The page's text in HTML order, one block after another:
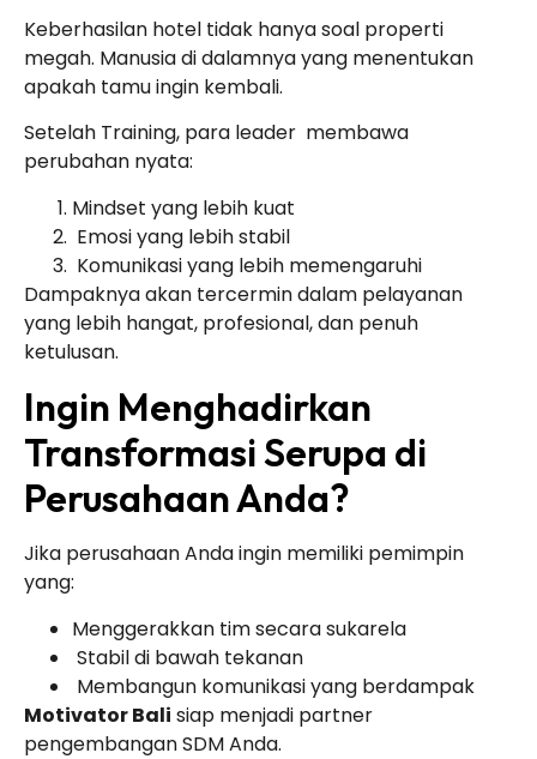
Keberhasilan hotel tidak hanya soal properti
megah. Manusia di dalamnya yang menentukan
apakah tamu ingin kembali.
Setelah Training, para leader membawa
perubahan nyata:
Mindset yang lebih kuat
Emosi yang lebih stabil
Komunikasi yang lebih memengaruhi
Dampaknya akan tercermin dalam pelayanan
yang lebih hangat, profesional, dan penuh
ketulusan.
Ingin Menghadirkan
Transformasi Serupa di
Perusahaan Anda?
Jika perusahaan Anda ingin memiliki pemimpin
yang:
Menggerakkan tim secara sukarela
Stabil di bawah tekanan
Membangun komunikasi yang berdampak
Motivator Bali siap menjadi partner
pengembangan SDM Anda.